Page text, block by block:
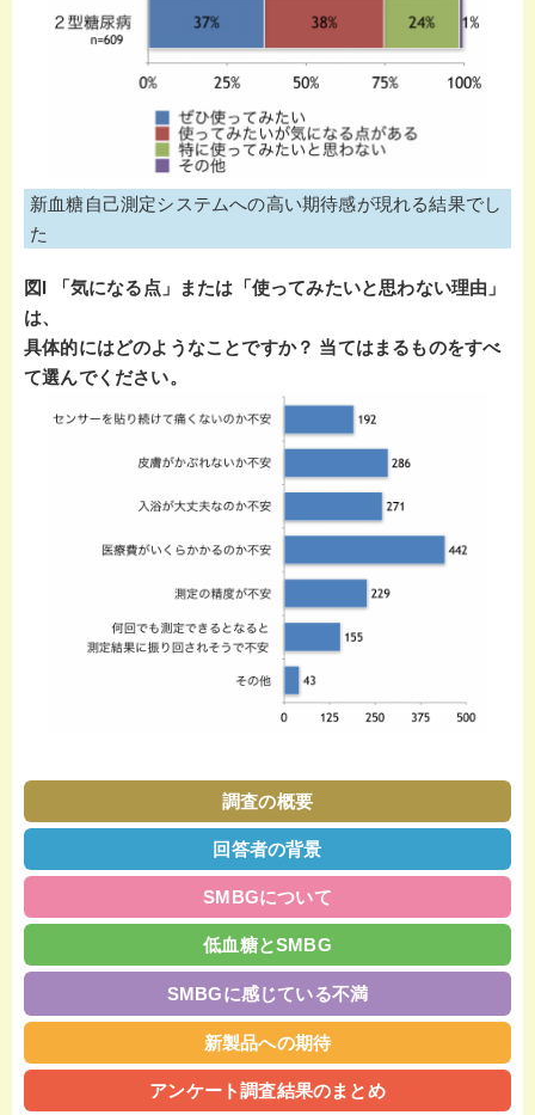
新血糖自己測定システムへの高い期待感が現れる結果でし
た
図I 「気になる点」または「使ってみたいと思わない理由」
は、
具体的にはどのようなことですか？ 当てはまるものをすべ
て選んでください。
調査の概要
回答者の背景
SMBGについて
低血糖とSMBG
SMBGに感じている不満
新製品への期待
アンケート調査結果のまとめ